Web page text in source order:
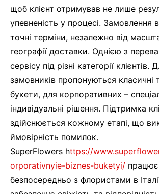
щоб клієнт отримував не лише
упевненість у процесі. Замовлення
точні терміни, незалежно від
географії доставки. Однією з
сервісу під різні категорії
замовників пропонуються класичні
букети, для корпоративних –
індивідуальні рішення. Підтримка
здійснюється кожному етапі, що
ймовірність помилок.
SuperFlowers https://
orporativnyie-biznes-buketyi/ працює
безпосередньо з флористами в